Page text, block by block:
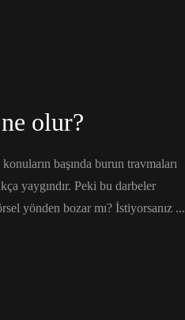
olur?
başında burun travmaları
yaygındır. Peki bu darbeler
yönden bozar mı? İstiyorsanız ...